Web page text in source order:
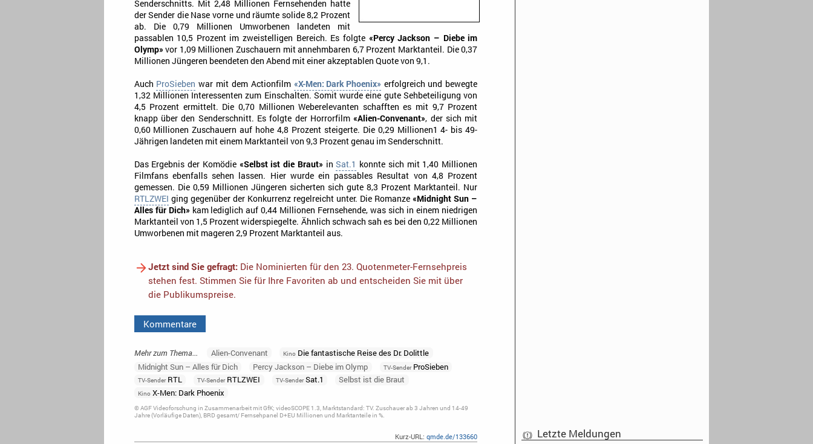
Senderschnitts. Mit 2,48 Millionen Fernsehenden hatte
der Sender die Nase vorne und räumte solide 8,2 Prozent
ab. Die 0,79 Millionen Umworbenen landeten mit
passablen 10,5 Prozent im zweistelligen Bereich. Es folgte «Percy Jackson – Diebe im
Olymp» vor 1,09 Millionen Zuschauern mit annehmbaren 6,7 Prozent Marktanteil. Die 0,37
Millionen Jüngeren beendeten den Abend mit einer akzeptablen Quote von 9,1.
Auch ProSieben war mit dem Actionfilm «X-Men: Dark Phoenix» erfolgreich und bewegte
1,32 Millionen Interessenten zum Einschalten. Somit wurde eine gute Sehbeteiligung von
4,5 Prozent ermittelt. Die 0,70 Millionen Weberelevanten schafften es mit 9,7 Prozent
knapp über den Senderschnitt. Es folgte der Horrorfilm«Alien-Convenant», der sich mit
0,60 Millionen Zuschauern auf hohe 4,8 Prozent steigerte. Die 0,29 Millionen1 4- bis 49-
Jährigen landeten mit einem Marktanteil von 9,3 Prozent genau im Senderschnitt.
Das Ergebnis der Komödie «Selbst ist die Braut» inSat.1 konnte sich mit 1,40 Millionen
Filmfans ebenfalls sehen lassen. Hier wurde ein passables Resultat von 4,8 Prozent
gemessen. Die 0,59 Millionen Jüngeren sicherten sich gute 8,3 Prozent Marktanteil. Nur
RTLZWEI ging gegenüber der Konkurrenz regelreicht unter. Die Romanze«Midnight Sun –
Alles für Dich» kam lediglich auf 0,44 Millionen Fernsehende, was sich in einem niedrigen
Marktanteil von 1,5 Prozent widerspiegelte. Ähnlich schwach sah es bei den 0,22 Millionen
Umworbenen mit mageren 2,9 Prozent Marktanteil aus.
Jetzt sind Sie gefragt:Die Nominierten für den 23. Quotenmeter-Fernsehpreis
stehen fest. Stimmen Sie für Ihre Favoriten ab und entscheiden Sie mit über
die Publikumspreise.
Kommentare
Mehr zum Thema... Alien-Convenant Kino Die fantastische Reise des Dr. Dolittle
Midnight Sun – Alles für Dich
Percy Jackson – Diebe im Olymp TV-SenderProSieben
TV-SenderRTL TV-SenderRTLZWEI TV-SenderSat.1 Selbst ist die Braut
Kino X-Men: Dark Phoenix
© AGF Videoforschung in Zusammenarbeit mit GfK; videoSCOPE 1.3, Marktstandard: TV. Zuschauer ab 3 Jahren und 14-49
Jahre (Vorläufige Daten), BRD gesamt/ Fernsehpanel D+EU Millionen und Marktanteile in %.
Kurz-URL:qmde.de/133660 Letzte Meldungen